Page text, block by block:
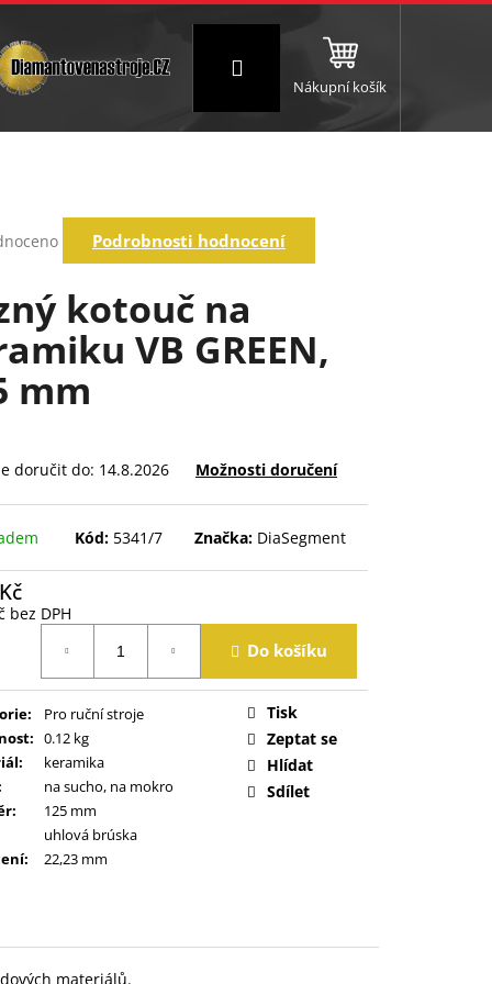
Brusné a leštící válce
Přihlášení
Nákupní košík
Podrobnosti hodnocení
kotouč na
VB GREEN,
mm
doručit do: 14.8.2026 Možnosti doručení
Kód: 5341/7 Značka: DiaSegment
bez DPH
Do košíku
:
Pro ruční stroje
: 0.12 kg
:
keramika
na sucho, na mokro
:
125 mm
uhlová brúska
: 22,23 mm
Tisk
Zeptat se
Hlídat
Sdílet
materiálů.